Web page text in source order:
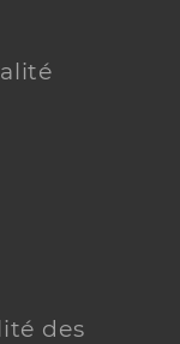
des